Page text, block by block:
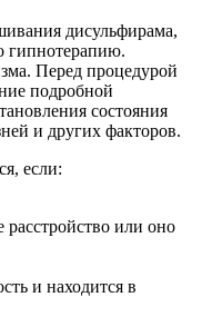
дисульфирама,
гипнотерапию.
Перед процедурой
подробной
состояния
и других факторов.
если:
расстройство или оно
и находится в